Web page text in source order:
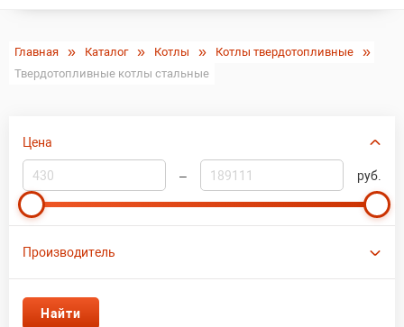
Главная Каталог Котлы
Котлы твердотопливные
Твердотопливные котлы стальные
Цена
– руб.
Производитель